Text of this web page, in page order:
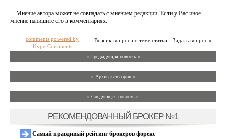
Мнение автора может не совпадать с мнением редакции. Если у Вас иное
мнение напишите его в комментариях.
Возник вопрос по теме статьи - Задать вопрос »
comments powered by
HyperComments
« Предыдущая новость «
» Архив категории «
» Следующая новость »
РЕКОМЕНДОВАННЫЙ БРОКЕР №1
Самый правдивый рейтинг брокеров форекс